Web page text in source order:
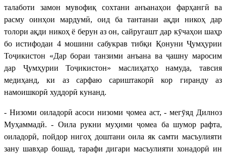
талаботи замон мувофиқ сохтани анъанаҳои фарҳангӣ ва
расму оинҳои мардумӣ, оид ба тантанаи ақди никоҳ дар
толори ақди никоҳ ё берун аз он, сайругашт дар кӯчаҳои шаҳр
бо истифодаи 4 мошини сабукрав тибқи Қонуни Ҷумҳурии
Тоҷикистон «Дар бораи танзими анъана ва ҷашну маросим
дар Ҷумҳурии Тоҷикистон» маслиҳатҳо намуда, тавсия
медиҳанд, ки аз сарфаю сариштакорӣ кор гиранду аз
намоишкорӣ худдорӣ кунанд.
- Низоми оиладорӣ асоси низоми ҷомеа аст, - мегӯяд Дилноз
Муҳаммадӣ. - Оила рукни муҳими ҷомеа ба шумор рафта,
оиладорӣ, пойдор нигоҳ доштани оила як самти масъулияти
зану шавҳар бошад, тарафи дигари масъулияти хонадорӣ ин